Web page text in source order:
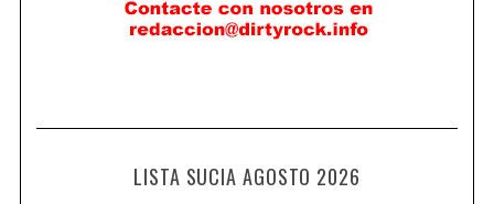
LISTA SUCIA AGOSTO 2026